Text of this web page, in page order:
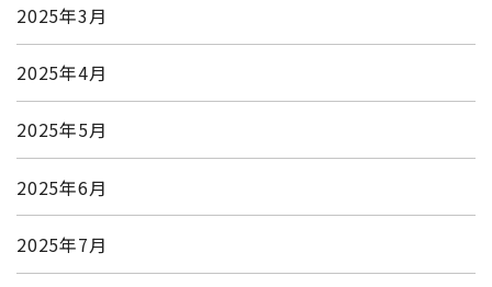
2025年3月
2025年4月
2025年5月
2025年6月
2025年7月